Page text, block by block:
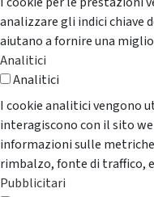
analizzare gli indici chiave
aiutano a fornire una
Analitici
Analitici
I cookie analitici vengono
interagiscono con il sito
informazioni sulle
rimbalzo, fonte di traffico,
Pubblicitari